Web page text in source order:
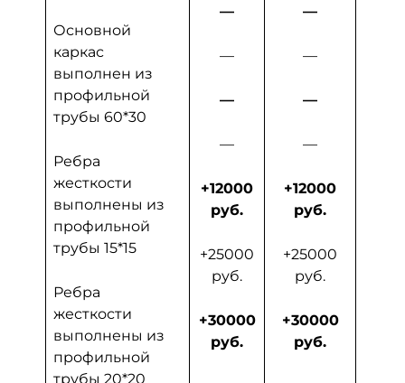
Основной
каркас
выполнен из
профильной
трубы 60*30
Ребра
жесткости
выполнены из
профильной
трубы 15*15
Ребра
жесткости
выполнены из
профильной
трубы 20*20
—
—
—
—
+12000
руб.
+25000
руб.
+30000
руб.
—
—
—
—
+12000
руб.
+25000
руб.
+30000
руб.